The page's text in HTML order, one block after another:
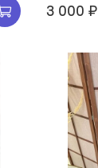
3 000 ₽